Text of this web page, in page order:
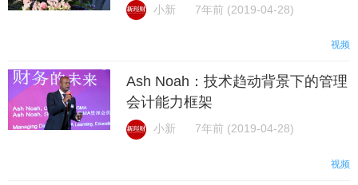
小新 7年前 (2019-04-28)
视频
Ash Noah：技术趋动背景下的管理
会计能力框架
小新 7年前 (2019-04-28)
视频